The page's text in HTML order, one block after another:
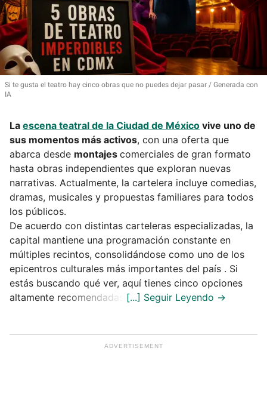
Si te gusta el teatro hay cinco obras que no puedes dejar pasar
Generada con
IA
La escena teatral de la Ciudad de México vive uno de
sus momentos más activos, con una oferta que
abarca desde montajes comerciales de gran formato
hasta obras independientes que exploran nuevas
narrativas. Actualmente, la cartelera incluye comedias,
dramas, musicales y propuestas familiares para todos
los públicos.
De acuerdo con distintas carteleras especializadas, la
capital mantiene una programación constante en
múltiples recintos, consolidándose como uno de los
epicentros culturales más importantes del país . Si
estás buscando qué ver, aquí tienes cinco opciones
altamente recomendadas.